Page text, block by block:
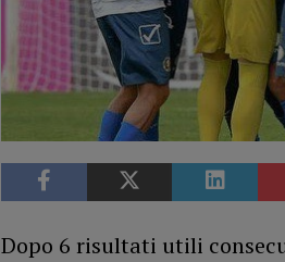
Dopo 6 risultati utili